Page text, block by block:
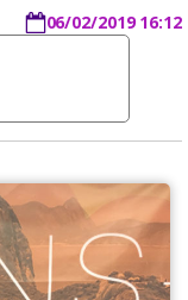
06/02/2019 16:12